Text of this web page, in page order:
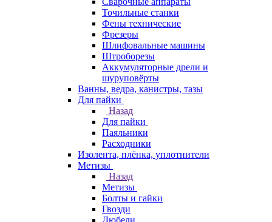
Точильные станки
Фены технические
Фрезеры
Шлифовальные машины
Штроборезы
Аккумуляторные дрели и
шуруповёрты
Ванны, ведра, канистры, тазы
Для пайки
Назад
Для пайки
Паяльники
Расходники
Изолента, плёнка, уплотнители
Метизы
Назад
Метизы
Болты и гайки
Гвозди
Дюбели